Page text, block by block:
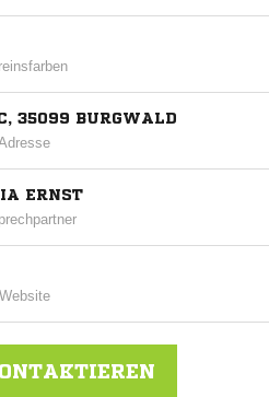
35099 BURGWALD
ERNST
Website